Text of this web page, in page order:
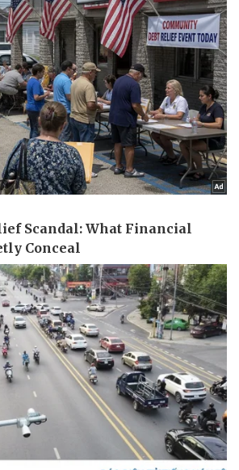
Quân sự - Quốc phòng
Vũ khí
Việt Nam
Phân tích